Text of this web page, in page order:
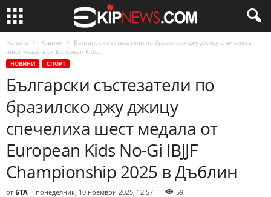
Начало Новини
Български състезатели по бразилско джу джицу спечелиха
шест медала от European Kids...
НОВИНИ СПОРТ
Български състезатели по
бразилско джу джицу
спечелиха шест медала от
European Kids No-Gi IBJJF
Championship 2025 в Дъблин
от БТА - понеделник, 10 ноември 2025, 12:57 59